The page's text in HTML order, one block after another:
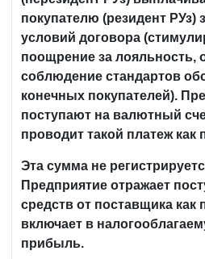
покупателю (резидент РУз)
условий договора
поощрение за лояльность,
соблюдение стандартов
конечных покупателей).
поступают на валютный
проводит такой платеж как
Эта сумма не
Предприятие отражает
средств от поставщика как
включает в
прибыль.